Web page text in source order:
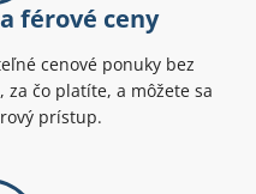
férové ceny
cenové ponuky bez
za čo platíte, a môžete sa
prístup.